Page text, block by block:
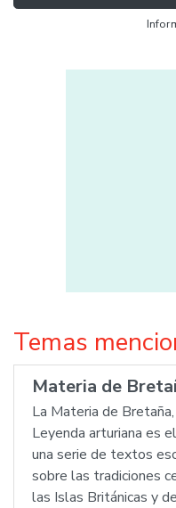
Temas
Materia de
La Materia de
Leyenda arturiana es
una serie de textos
sobre las tradiciones
las Islas Británicas y